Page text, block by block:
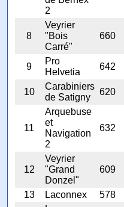
2
8
Veyrier
"Bois
Carré"
660
9
Pro
Helvetia
642
10
Carabiniers
de Satigny
620
11
Arquebuse
et
Navigation
2
632
12
Veyrier
"Grand
Donzel"
609
13 Laconnex 578